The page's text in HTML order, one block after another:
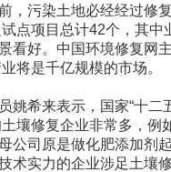
，污染土地必经经过修复
项目总计42个，其中
好。中国环境修复网
将是千亿规模的市场。
来表示，国家“十二五
壤修复企业非常多，例
原是做化肥添加剂
实力的企业涉足土壤